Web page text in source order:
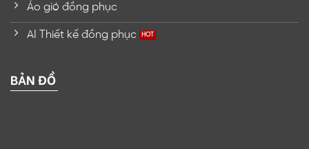
Áo gió đồng phục
AI Thiết kế đồng phục
BẢN ĐỒ